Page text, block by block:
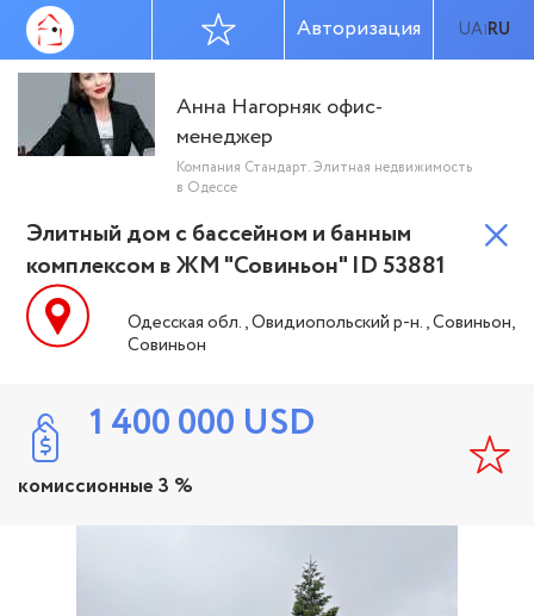
UA|RU
Авторизация
Анна Нагорняк офис-
менеджер
Компания Стандарт. Элитная недвижимость
в Одессе
Элитный дом с бассейном и банным
комплексом в ЖМ "Совиньон" ID 53881
Одесская обл., Овидиопольский р-н., Совиньон,
Совиньон
1 400 000 USD
комиссионные 3 %